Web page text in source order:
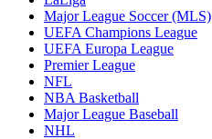
Major League Soccer (MLS)
UEFA Champions League
UEFA Europa League
Premier League
NFL
NBA Basketball
Major League Baseball
NHL